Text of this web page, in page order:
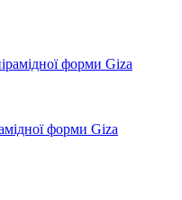
форми Giza